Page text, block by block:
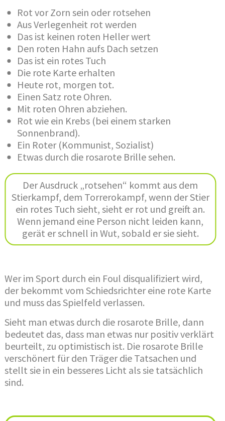
Rot vor Zorn sein oder rotsehen
Aus Verlegenheit rot werden
Das ist keinen roten Heller wert
Den roten Hahn aufs Dach setzen
Das ist ein rotes Tuch
Die rote Karte erhalten
Heute rot, morgen tot.
Einen Satz rote Ohren.
Mit roten Ohren abziehen.
Rot wie ein Krebs (bei einem starken
Sonnenbrand).
Ein Roter (Kommunist, Sozialist)
Etwas durch die rosarote Brille sehen.
Der Ausdruck „rotsehen“ kommt aus dem
Stierkampf, dem Torrerokampf, wenn der Stier
ein rotes Tuch sieht, sieht er rot und greift an.
Wenn jemand eine Person nicht leiden kann,
gerät er schnell in Wut, sobald er sie sieht.
Wer im Sport durch ein Foul disqualifiziert wird,
der bekommt vom Schiedsrichter eine rote Karte
und muss das Spielfeld verlassen.
Sieht man etwas durch die rosarote Brille, dann
bedeutet das, dass man etwas nur positiv verklärt
beurteilt, zu optimistisch ist. Die rosarote Brille
verschönert für den Träger die Tatsachen und
stellt sie in ein besseres Licht als sie tatsächlich
sind.